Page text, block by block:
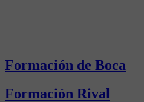
Formación de Boca
Formación Rival